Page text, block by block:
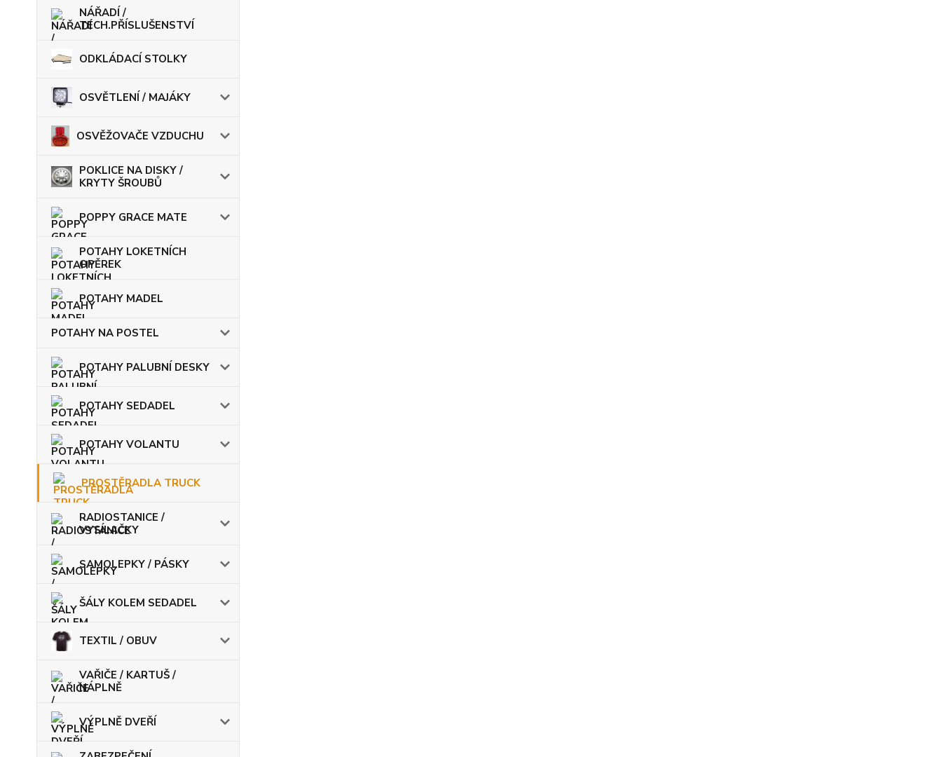
NÁŘADÍ /
TECH.PŘÍSLUŠENSTVÍ
ODKLÁDACÍ STOLKY
OSVĚTLENÍ / MAJÁKY
OSVĚŽOVAČE VZDUCHU
POKLICE NA DISKY /
KRYTY ŠROUBŮ
POPPY GRACE MATE
POTAHY LOKETNÍCH
OPĚREK
POTAHY MADEL
POTAHY NA POSTEL
POTAHY PALUBNÍ DESKY
POTAHY SEDADEL
POTAHY VOLANTU
PROSTĚRADLA TRUCK
RADIOSTANICE /
VYSÍLAČKY
SAMOLEPKY / PÁSKY
ŠÁLY KOLEM SEDADEL
TEXTIL / OBUV
VAŘIČE / KARTUŠ /
NÁPLNĚ
VÝPLNĚ DVEŘÍ